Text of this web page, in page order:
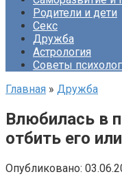
Родители и дети
Секс
Дружба
Астрология
Советы
Главная » Дружба
Влюбилась в
отбить его
Опубликовано: